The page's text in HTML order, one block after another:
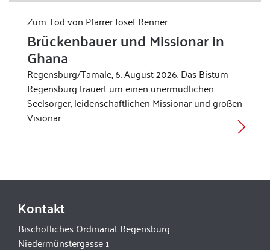
Zum Tod von Pfarrer Josef Renner
Brückenbauer und Missionar in
Ghana
Regensburg/Tamale, 6. August 2026. Das Bistum
Regensburg trauert um einen unermüdlichen
Seelsorger, leidenschaftlichen Missionar und großen
Visionär…
Kontakt
Bischöfliches Ordinariat Regensburg
Niedermünstergasse 1